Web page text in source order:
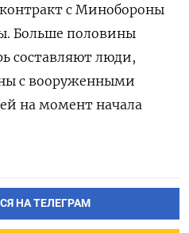
с Минобороны
Больше половины
составляют люди,
с вооруженными
на момент начала
НА ТЕЛЕГРАМ